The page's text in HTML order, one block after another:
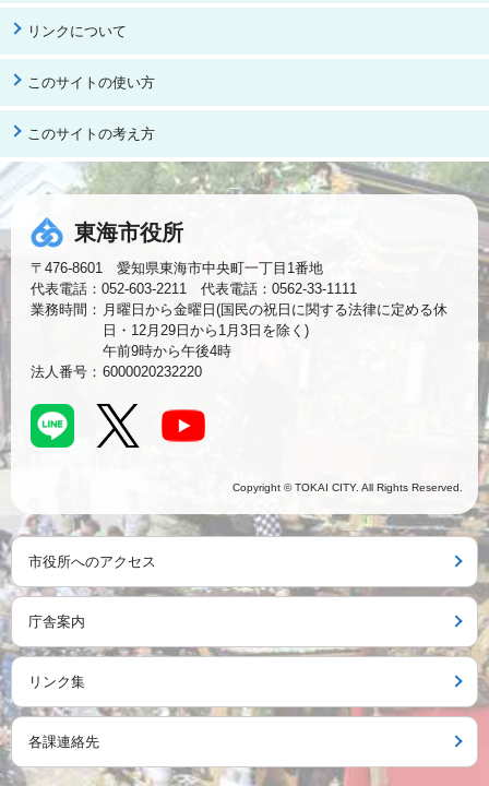
リンクについて
このサイトの使い方
このサイトの考え方
東海市役所
〒476-8601 愛知県東海市中央町一丁目1番地
代表電話：052-603-2211 代表電話：0562-33-1111
業務時間： 月曜日から金曜日(国民の祝日に関する法律に定める休
日・12月29日から1月3日を除く)
午前9時から午後4時
法人番号： 6000020232220
Copyright © TOKAI CITY. All Rights Reserved.
市役所へのアクセス
庁舎案内
リンク集
各課連絡先